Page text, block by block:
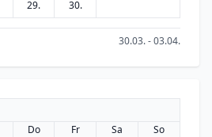
29. 30.
30.03. - 03.04.
Do Fr Sa
So